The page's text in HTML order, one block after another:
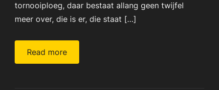
tornooiploeg, daar bestaat allang geen twijfel
meer over, die is er, die staat […]
Read more